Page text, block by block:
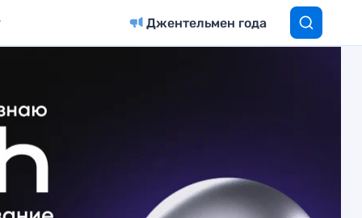
Джентельмен года